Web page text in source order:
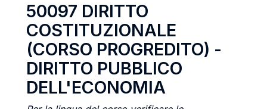
50097 DIRITTO
COSTITUZIONALE
(CORSO PROGREDITO) -
DIRITTO PUBBLICO
DELL'ECONOMIA